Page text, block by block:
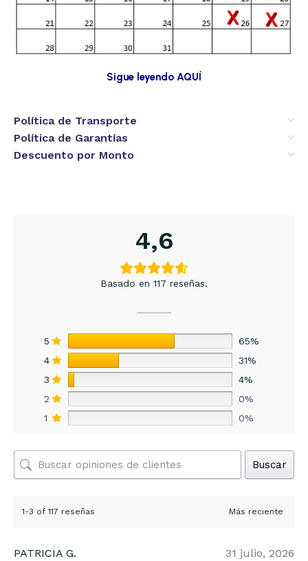
Sigue leyendo AQUÍ
Política de Transporte
Política de Garantías
Descuento por Monto
4,6
Basado en 117 reseñas.
5
65%
4
31%
3
4%
2
0%
1
0%
Buscar
1-3 of 117 reseñas
PATRICIA G. 31 julio, 2026